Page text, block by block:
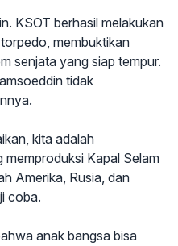
KSOT berhasil melakukan
membuktikan
senjata yang siap tempur.
tidak
kita adalah
Kapal Selam
Amerika, Rusia, dan
coba.
anak bangsa bisa